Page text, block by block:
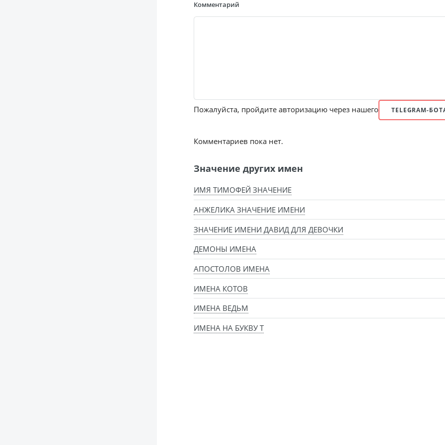
Комментарий
Пожалуйста, пройдите авторизацию через нашего TELEGRAM-
Комментариев пока нет.
Значение других имен
ИМЯ ТИМОФЕЙ ЗНАЧЕНИЕ
АНЖЕЛИКА ЗНАЧЕНИЕ ИМЕНИ
ЗНАЧЕНИЕ ИМЕНИ ДАВИД ДЛЯ ДЕВОЧКИ
ДЕМОНЫ ИМЕНА
АПОСТОЛОВ ИМЕНА
ИМЕНА КОТОВ
ИМЕНА ВЕДЬМ
ИМЕНА НА БУКВУ Т